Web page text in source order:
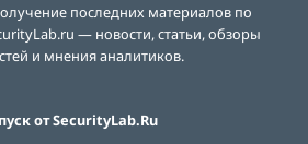
последних материалов по
— новости, статьи, обзоры
и мнения аналитиков.
от SecurityLab.Ru